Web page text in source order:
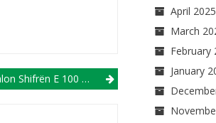
Golave Brenda Sezonit
April 2025
March
February
January